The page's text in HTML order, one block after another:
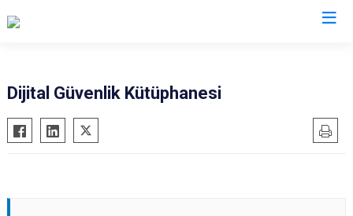
Dijital Güvenlik Kütüphanesi